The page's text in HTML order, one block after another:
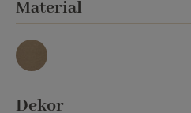
Materialauswählen
umbra
Dekorauswählen